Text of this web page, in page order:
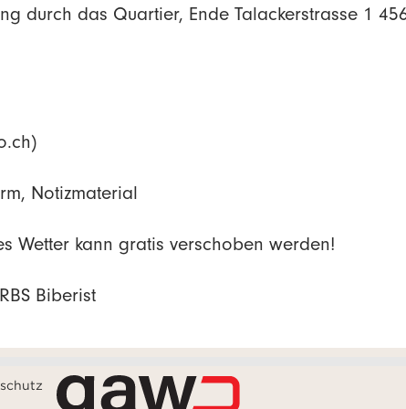
durch das Quartier, Ende Talackerstrasse 1
Notizmaterial
Wetter kann gratis verschoben werden!
Biberist